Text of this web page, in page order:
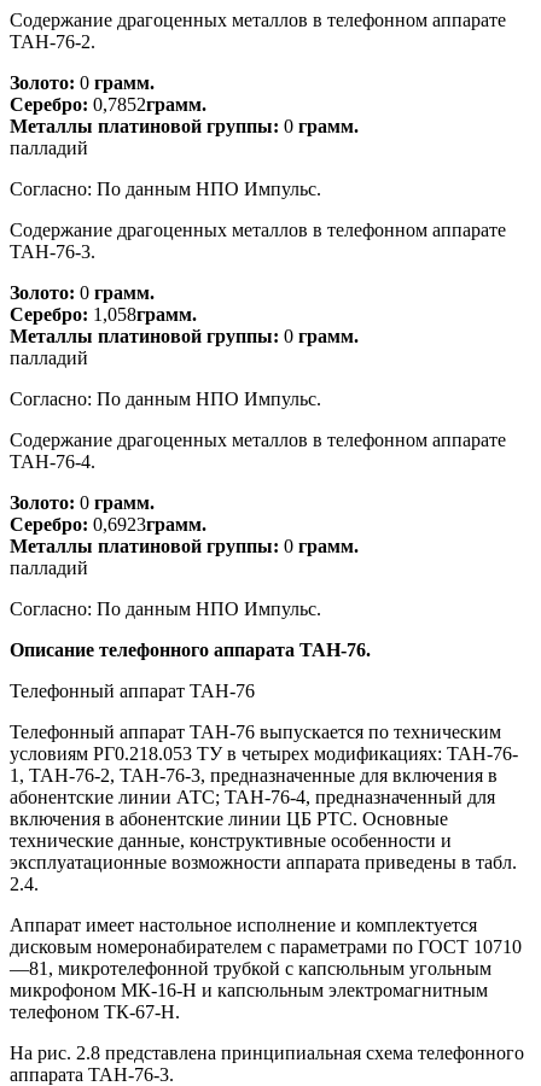
Содержание драгоценных металлов в телефонном аппарате
ТАН-76-2.
Золото: 0 грамм.
Серебро: 0,7852грамм.
Металлы платиновой группы: 0 грамм.
палладий
Согласно: По данным НПО Импульс.
Содержание драгоценных металлов в телефонном аппарате
ТАН-76-3.
Золото: 0 грамм.
Серебро: 1,058грамм.
Металлы платиновой группы: 0 грамм.
палладий
Согласно: По данным НПО Импульс.
Содержание драгоценных металлов в телефонном аппарате
ТАН-76-4.
Золото: 0 грамм.
Серебро: 0,6923грамм.
Металлы платиновой группы: 0 грамм.
палладий
Согласно: По данным НПО Импульс.
Описание телефонного аппарата ТАН-76.
Телефонный аппарат ТАН-76
Телефонный аппарат ТАН-76 выпускается по техническим
условиям РГ0.218.053 ТУ в четырех модификациях: ТАН-76-
1, ТАН-76-2, ТАН-76-3, предназначенные для включения в
абонентские линии АТС; ТАН-76-4, предназначенный для
включения в абонентские линии ЦБ РТС. Основные
технические данные, конструктивные особенности и
эксплуатационные возможности аппарата приведены в табл.
2.4.
Аппарат имеет настольное исполнение и комплектуется
дисковым номеронабирателем с параметрами по ГОСТ 10710
—81, микротелефонной трубкой с капсюльным угольным
микрофоном МК-16-Н и капсюльным электромагнитным
телефоном ТК-67-Н.
На рис. 2.8 представлена принципиальная схема телефонного
аппарата ТАН-76-3.